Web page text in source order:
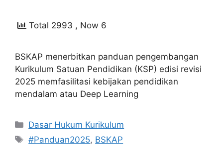
Total 2993 , Now 6
BSKAP menerbitkan panduan pengembangan
Kurikulum Satuan Pendidikan (KSP) edisi revisi
2025 memfasilitasi kebijakan pendidikan
mendalam atau Deep Learning
Kategori
Dasar Hukum Kurikulum
Tag
#Panduan2025, BSKAP